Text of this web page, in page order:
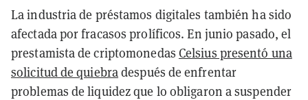
La industria de préstamos digitales también ha sido
afectada por fracasos prolíficos. En junio pasado, el
prestamista de criptomonedas Celsius presentó una
solicitud de quiebradespués de enfrentar
problemas de liquidez que lo obligaron a suspender